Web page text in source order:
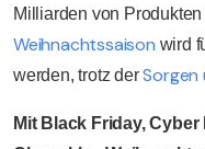
Milliarden von
Weihnachtssaison wird
werden, trotz derSorgen
Mit Black Friday,